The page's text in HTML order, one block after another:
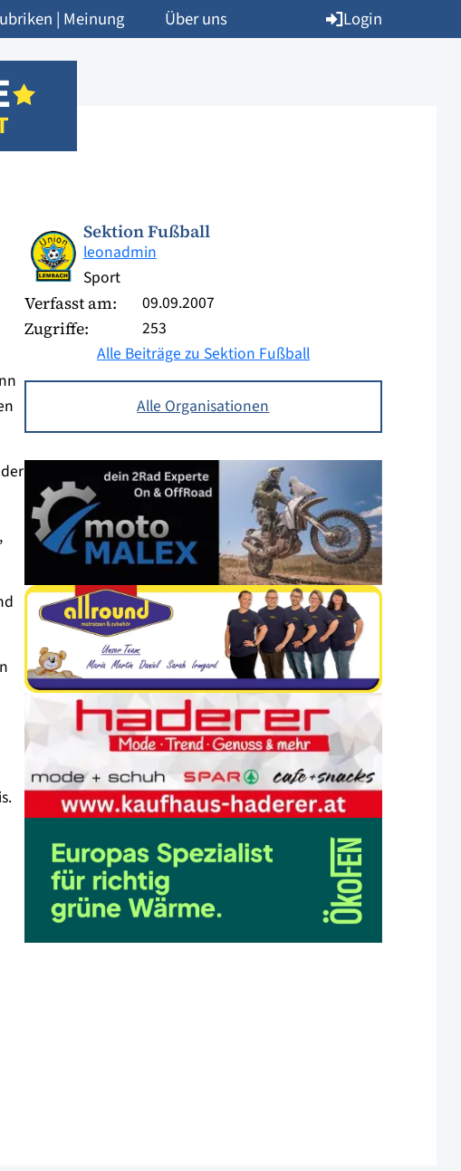
| Meinung Über uns Login
Sektion Fußball
leonadmin
Sport
Verfasst am: 09.09.2007
Zugriffe:
253
Alle Beiträge zu Sektion Fußball
Alle Organisationen